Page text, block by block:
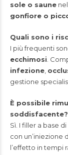
sole o saune
gonfiore o
Quali sono i
I più frequenti
ecchimosi .
infezione
gestione
È possibile
soddisfacente?
Sì. I filler a base di
con un’iniezione
l’effetto in tempi